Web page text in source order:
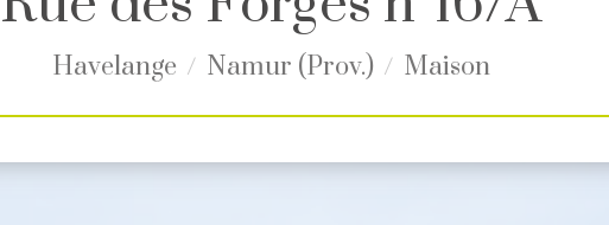
Havelange Namur (Prov.) Maison